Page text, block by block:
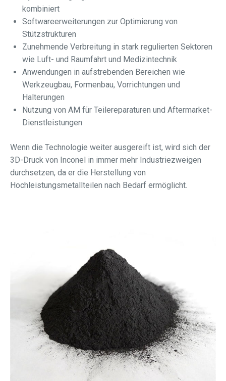
kombiniert
Softwareerweiterungen zur Optimierung von
Stützstrukturen
Zunehmende Verbreitung in stark regulierten Sektoren
wie Luft- und Raumfahrt und Medizintechnik
Anwendungen in aufstrebenden Bereichen wie
Werkzeugbau, Formenbau, Vorrichtungen und
Halterungen
Nutzung von AM für Teilereparaturen und Aftermarket-
Dienstleistungen
Wenn die Technologie weiter ausgereift ist, wird sich der
3D-Druck von Inconel in immer mehr Industriezweigen
durchsetzen, da er die Herstellung von
Hochleistungsmetallteilen nach Bedarf ermöglicht.